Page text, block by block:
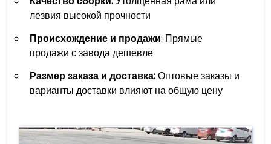
лезвия высокой прочности
Происхождение и продажи: Прямые
продажи с завода дешевле
Размер заказа и доставка:Оптовые заказы и
варианты доставки влияют на общую цену